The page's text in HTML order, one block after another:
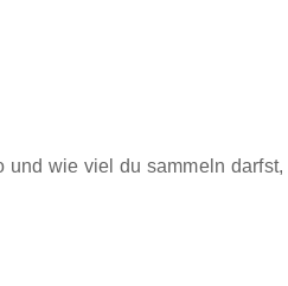
wie viel du sammeln darfst,